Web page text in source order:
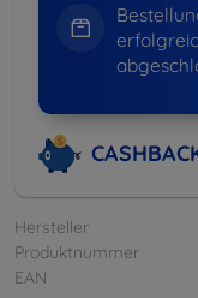
Hersteller
Produktnummer
EAN